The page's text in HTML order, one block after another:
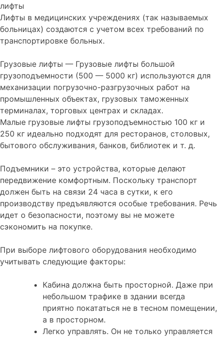
лифты
Лифты в медицинских учреждениях (так называемых
больницах) создаются с учетом всех требований по
транспортировке больных.
Грузовые лифты — Грузовые лифты большой
грузоподъемности (500 — 5000 кг) используются для
механизации погрузочно-разгрузочных работ на
промышленных объектах, грузовых таможенных
терминалах, торговых центрах и складах.
Малые грузовые лифты грузоподъемностью 100 кг и
250 кг идеально подходят для ресторанов, столовых,
бытового обслуживания, банков, библиотек и т. д.
Подъемники – это устройства, которые делают
передвижение комфортным. Поскольку транспорт
должен быть на связи 24 часа в сутки, к его
производству предъявляются особые требования. Речь
идет о безопасности, поэтому вы не можете
сэкономить на покупке.
При выборе лифтового оборудования необходимо
учитывать следующие факторы:
Кабина должна быть просторной. Даже при
небольшом трафике в здании всегда
приятно покататься не в тесном помещении,
а в просторном.
Легко управлять. Он не только управляется